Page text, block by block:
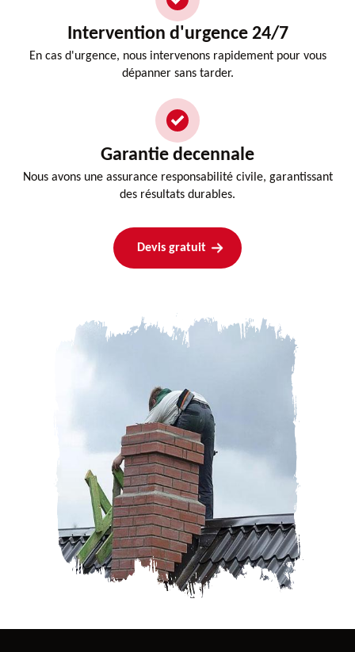
Intervention d'urgence 24/7
En cas d'urgence, nous intervenons rapidement pour vous
dépanner sans tarder.
Garantie decennale
Nous avons une assurance responsabilité civile, garantissant
des résultats durables.
Devis gratuit